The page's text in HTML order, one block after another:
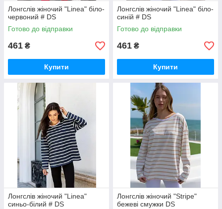
Лонгслів жіночий "Linea" біло-
червоний # DS
Готово до відправки
461 ₴
Купити
Лонгслів жіночий "Linea" біло-
синій # DS
Готово до відправки
461 ₴
Купити
Лонгслів жіночий "Linea"
синьо-білий # DS
Лонгслiв жiночий "Stripe"
бежеві смужки DS